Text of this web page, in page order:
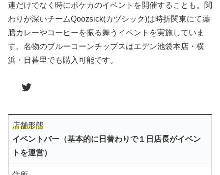
連だけでなく時にポケカのイベントを開催することも。関
わりが深いチームQoozsick(カヅシック)は時折関東にて薬
膳カレーやコーヒーを振る舞うイベントを実施していま
す。名物のブルーコーンチップスはエデン池袋本店・横
浜・日暮里でも購入可能です。
Twitter
店舗形態
イベントバー（基本的に日替わりで１日店長がイベン
トを運営）